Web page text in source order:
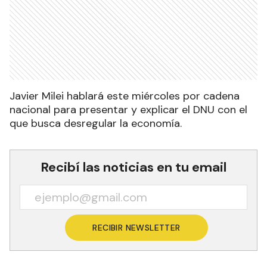
Javier Milei hablará este miércoles por cadena
nacional para presentar y explicar el DNU con el
que busca desregular la economía.
Recibí las noticias en tu email
RECIBIR NEWSLETTER